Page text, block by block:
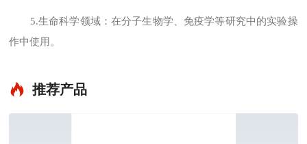
5.生命科学领域：在分子生物学、免疫学等研究中的实验操
作中使用。
推荐产品